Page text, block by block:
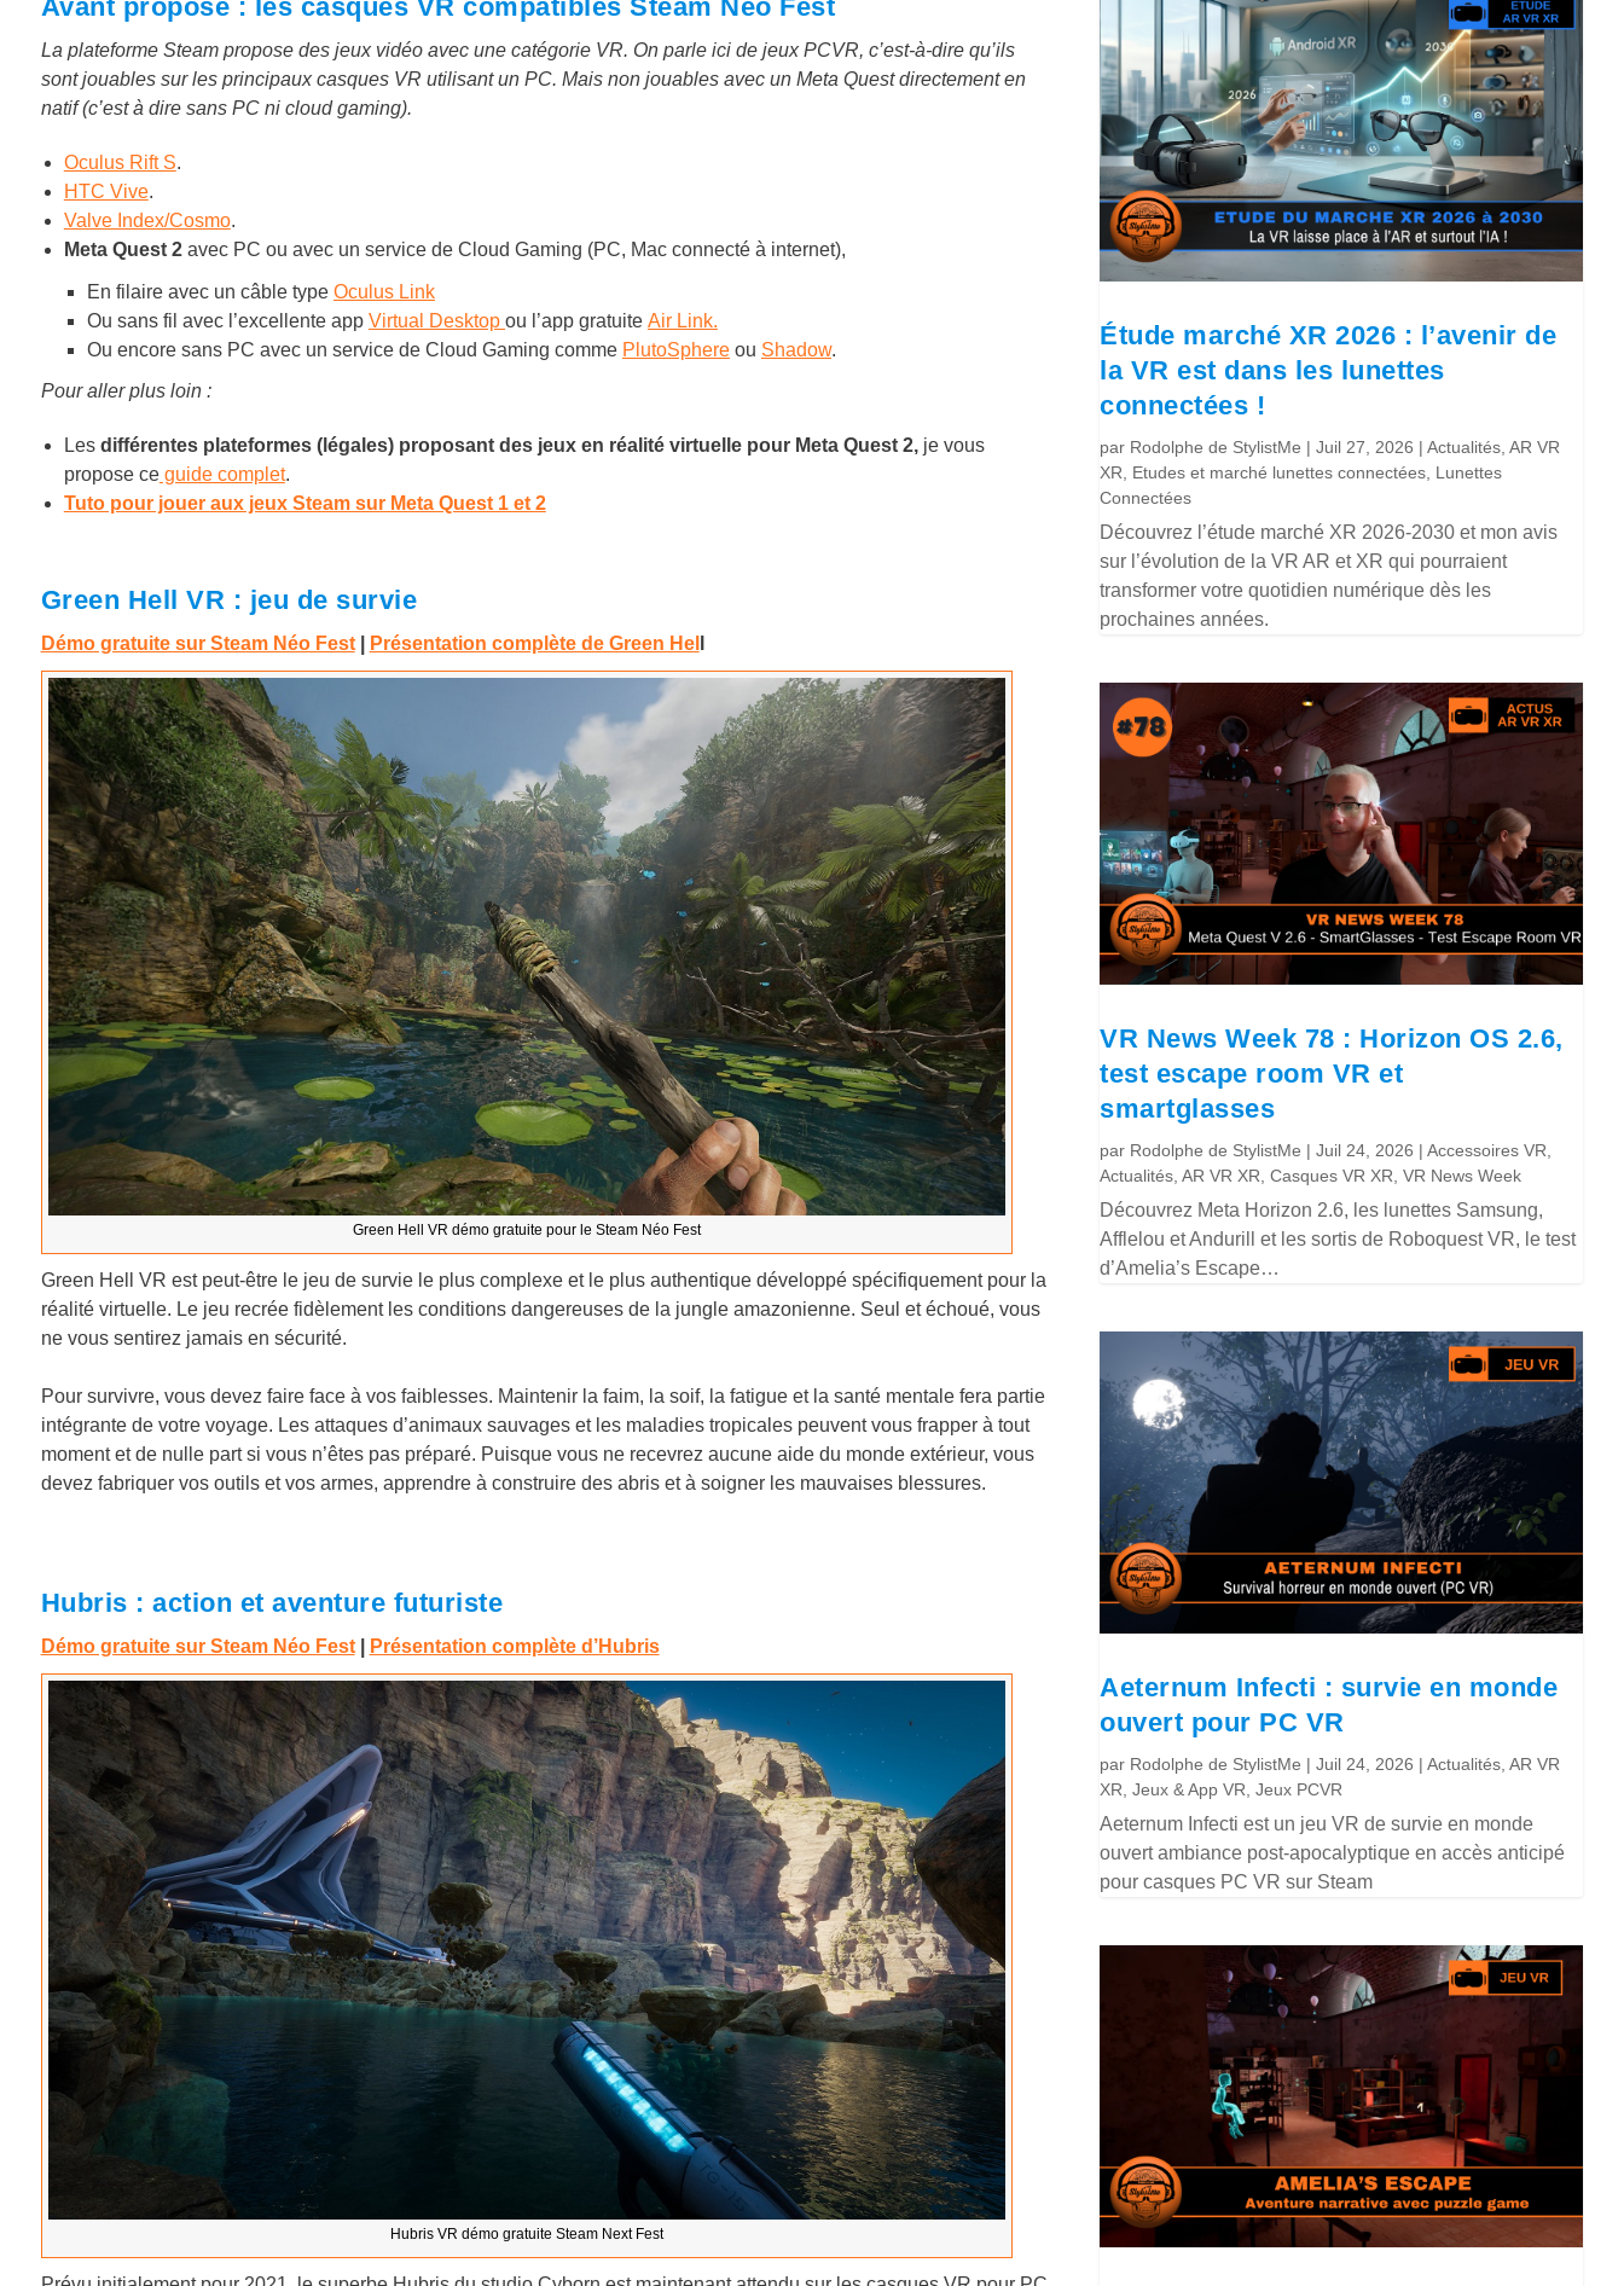
Avant propose : les casques VR compatibles Steam Néo Fest
La plateforme Steam propose des jeux vidéo avec une catégorie VR. On parle ici de jeux PCVR, c’est-à-dire qu’ils
sont jouables sur les principaux casques VR utilisant un PC. Mais non jouables avec un Meta Quest directement en
natif (c’est à dire sans PC ni cloud gaming).
Oculus Rift S.
HTC Vive.
Valve Index/Cosmo.
Meta Quest 2avec PC ou avec un service de Cloud Gaming (PC, Mac connecté à internet),
En filaire avec un câble type Oculus Link
Ou sans fil avec l’excellente app Virtual Desktop ou l’app gratuite Air Link.
Ou encore sans PC avec un service de Cloud Gaming comme PlutoSphereou Shadow.
Pour aller plus loin :
Les différentes plateformes (légales) proposant des jeux en réalité virtuelle pour Meta Quest 2,je vous
propose ceguide complet.
Tuto pour jouer aux jeux Steam sur Meta Quest 1 et 2
Green Hell VR : jeu de survie
Démo gratuite sur Steam Néo Fest| Présentation complète de Green Hel
Green Hell VR démo gratuite pour le Steam Néo Fest
Green Hell VR est peut-être le jeu de survie le plus complexe et le plus authentique développé spécifiquement pour la
réalité virtuelle. Le jeu recrée fidèlement les conditions dangereuses de la jungle amazonienne. Seul et échoué, vous
ne vous sentirez jamais en sécurité.
Pour survivre, vous devez faire face à vos faiblesses. Maintenir la faim, la soif, la fatigue et la santé mentale fera partie
intégrante de votre voyage. Les attaques d’animaux sauvages et les maladies tropicales peuvent vous frapper à tout
moment et de nulle part si vous n’êtes pas préparé. Puisque vous ne recevrez aucune aide du monde extérieur, vous
devez fabriquer vos outils et vos armes, apprendre à construire des abris et à soigner les mauvaises blessures.
Hubris : action et aventure futuriste
Démo gratuite sur Steam Néo Fest| Présentation complète d’Hubris
Hubris VR démo gratuite Steam Next Fest
Étude marché XR 2026 : l’avenir de
la VR est dans les lunettes
connectées !
par Rodolphe de StylistMe |Juil 27, 2026 |Actualités ,AR VR
XR
Etudes et marché lunettes connectées Lunettes
Connectées
Découvrez l’étude marché XR 2026-2030 et mon avis
sur l’évolution de la VR AR et XR qui pourraient
transformer votre quotidien numérique dès les
prochaines années.
VR News Week 78 : Horizon OS 2.6,
test escape room VR et
smartglasses
par Rodolphe de StylistMe |Juil 24, 2026 |Accessoires VR
Actualités ,AR VR XR ,Casques VR XR ,VR News Week
Découvrez Meta Horizon 2.6, les lunettes Samsung,
Afflelou et Andurill et les sortis de Roboquest VR, le test
d’Amelia’s Escape…
Aeternum Infecti : survie en monde
ouvert pour PC VR
par Rodolphe de StylistMe |Juil 24, 2026 |Actualités ,AR VR
XR ,Jeux & App VR ,Jeux PCVR
Aeternum Infecti est un jeu VR de survie en monde
ouvert ambiance post-apocalyptique en accès anticipé
pour casques PC VR sur Steam